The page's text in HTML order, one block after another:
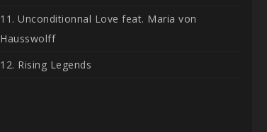
11. Unconditionnal Love feat. Maria von
Hausswolff
12. Rising Legends